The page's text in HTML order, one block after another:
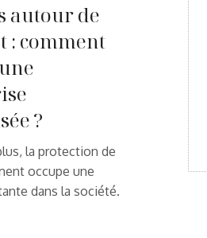
autour de
: comment
?
la protection de
occupe une
dans la société.